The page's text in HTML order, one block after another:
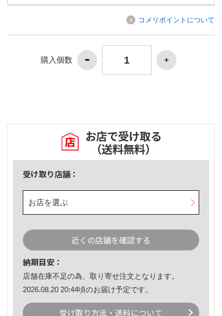
コメリポイントについて
購入個数
お店で受け取る
（送料無料）
受け取り店舗：
お店を選ぶ
近くの店舗を確認する
納期目安：
店舗在庫不足の為、取り寄せ注文となります。
2026.08.20 20:44頃のお届け予定です。
受け取り方法・送料について